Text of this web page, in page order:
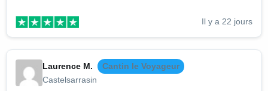
Il y a 22 jours
Laurence M.
Cantin le Voyageur
Castelsarrasin